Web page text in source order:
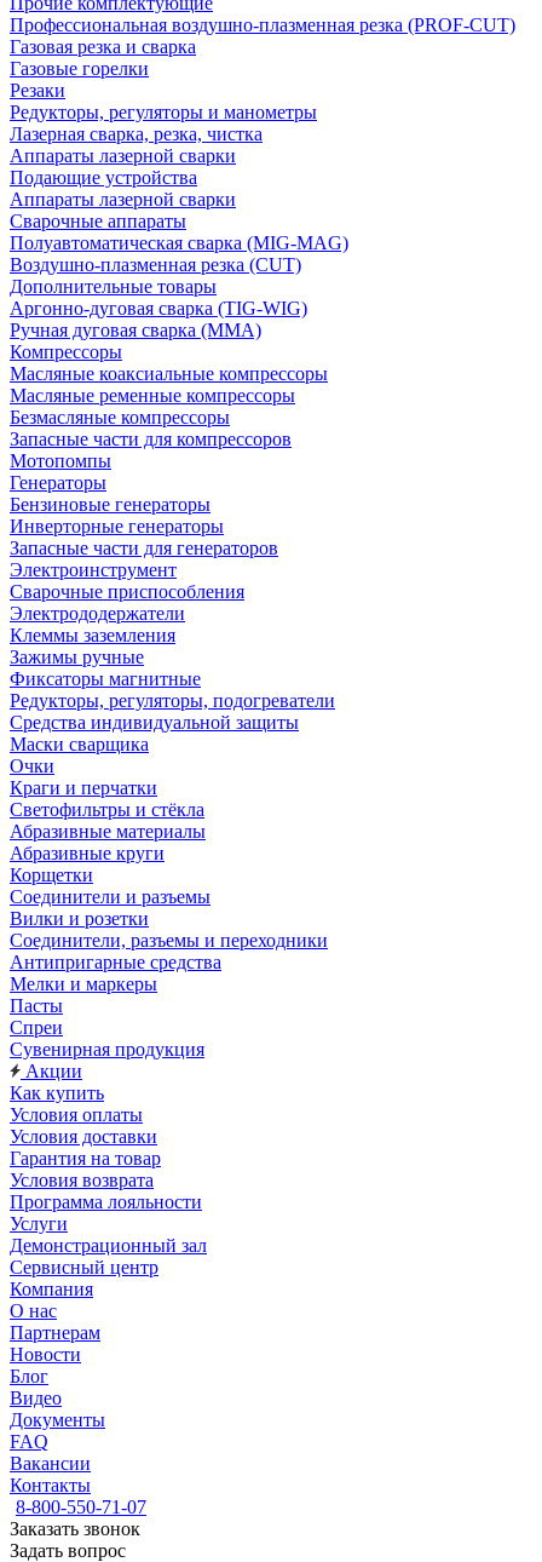
Профессиональная воздушно-плазменная резка (PROF-CUT)
Газовая резка и сварка
Газовые горелки
Резаки
Редукторы, регуляторы и манометры
Лазерная сварка, резка, чистка
Аппараты лазерной сварки
Подающие устройства
Аппараты лазерной сварки
Сварочные аппараты
Полуавтоматическая сварка (MIG-MAG)
Воздушно-плазменная резка (CUT)
Дополнительные товары
Аргонно-дуговая сварка (TIG-WIG)
Ручная дуговая сварка (MMA)
Компрессоры
Масляные коаксиальные компрессоры
Масляные ременные компрессоры
Безмасляные компрессоры
Запасные части для компрессоров
Мотопомпы
Генераторы
Бензиновые генераторы
Инверторные генераторы
Запасные части для генераторов
Электроинструмент
Сварочные приспособления
Электрододержатели
Клеммы заземления
Зажимы ручные
Фиксаторы магнитные
Редукторы, регуляторы, подогреватели
Средства индивидуальной защиты
Маски сварщика
Очки
Краги и перчатки
Светофильтры и стёкла
Абразивные материалы
Абразивные круги
Корщетки
Соединители и разъемы
Вилки и розетки
Соединители, разъемы и переходники
Антипригарные средства
Мелки и маркеры
Пасты
Спреи
Сувенирная продукция
Акции
Как купить
Условия оплаты
Условия доставки
Гарантия на товар
Условия возврата
Программа лояльности
Услуги
Демонстрационный зал
Сервисный центр
Компания
О нас
Партнерам
Новости
Блог
Видео
Документы
FAQ
Вакансии
Контакты
8-800-550-71-07
Заказать звонок
Задать вопрос